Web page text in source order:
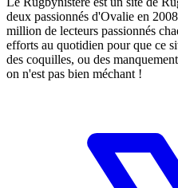
deux passionnés d'Ovalie en
million de lecteurs passionnés
efforts au quotidien pour que ce
des coquilles, ou des
on n'est pas bien méchant !